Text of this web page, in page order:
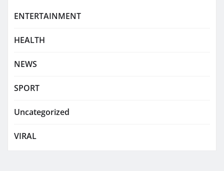
ENTERTAINMENT
HEALTH
NEWS
SPORT
Uncategorized
VIRAL